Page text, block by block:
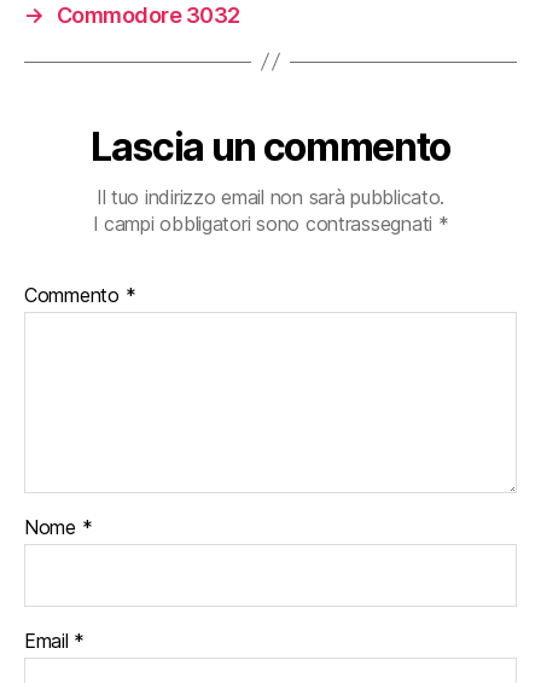
→
Commodore 3032
Lascia un commento
Il tuo indirizzo email non sarà pubblicato.
I campi obbligatori sono contrassegnati *
Commento *
Nome *
Email *